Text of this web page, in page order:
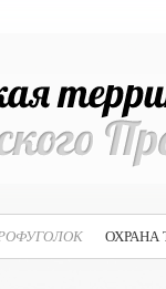
ОХРАНА